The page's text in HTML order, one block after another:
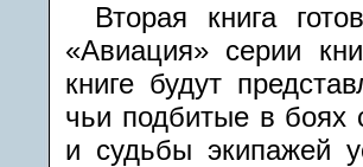
Вторая книга
«Авиация» серии
книге будут
чьи подбитые в
и судьбы экипажей